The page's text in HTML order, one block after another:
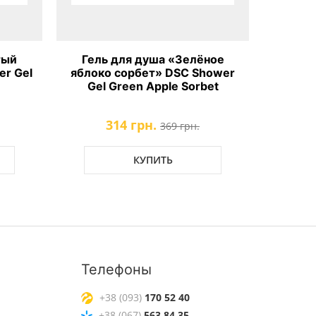
Gel
Гель для душа «Зелёное
яблоко сорбет» DSC Shower
Gel Green Apple Sorbet
314 грн. 369 грн.
КУПИТЬ
Телефоны
+38 (093) 170 52 40